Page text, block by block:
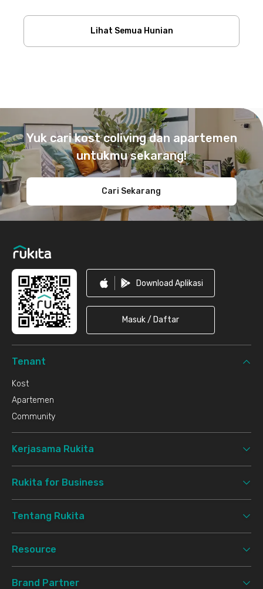
Lihat Semua Hunian
Yuk cari kost coliving dan apartemen
untukmu sekarang!
Cari Sekarang
Download Aplikasi
Masuk / Daftar
Tenant
Kost
Apartemen
Community
Kerjasama Rukita
Rukita for Business
Tentang Rukita
Resource
Brand Partner